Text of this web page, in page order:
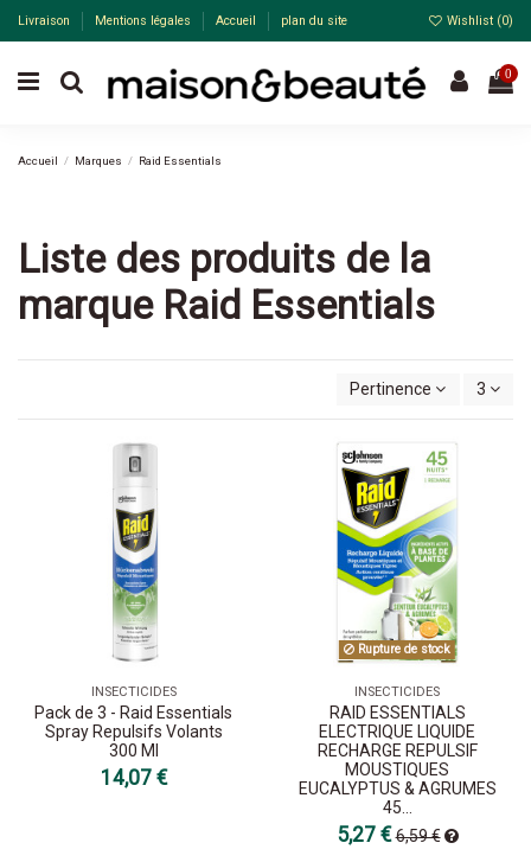
Livraison Mentions légales Accueil plan du site Wishlist (0)
0
Accueil Marques Raid Essentials
Liste des produits de la
marque Raid Essentials
Pertinence 3
INSECTICIDES
Pack de 3 - Raid Essentials
Spray Repulsifs Volants
300 Ml
14,07 €
Rupture de stock
INSECTICIDES
RAID ESSENTIALS
ELECTRIQUE LIQUIDE
RECHARGE REPULSIF
MOUSTIQUES
EUCALYPTUS & AGRUMES
45...
5,27 €6,59 €